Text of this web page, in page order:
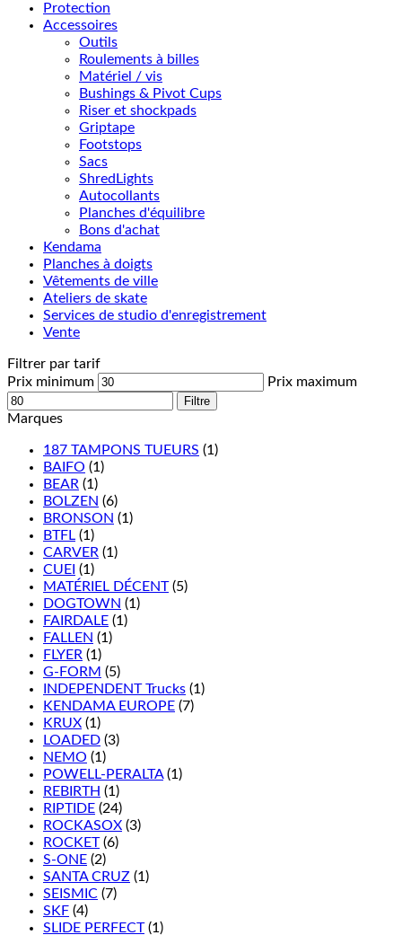
Protection
Accessoires
Outils
Roulements à billes
Matériel / vis
Bushings & Pivot Cups
Riser et shockpads
Griptape
Footstops
Sacs
ShredLights
Autocollants
Planches d'équilibre
Bons d'achat
Kendama
Planches à doigts
Vêtements de ville
Ateliers de skate
Services de studio d'enregistrement
Vente
Filtrer par tarif
Prix minimum
Prix maximum
Filtre
Marques
187 TAMPONS TUEURS (1)
BAIFO (1)
BEAR (1)
BOLZEN (6)
BRONSON (1)
BTFL (1)
CARVER (1)
CUEI (1)
MATÉRIEL DÉCENT (5)
DOGTOWN (1)
FAIRDALE (1)
FALLEN (1)
FLYER (1)
G-FORM (5)
INDEPENDENT Trucks (1)
KENDAMA EUROPE (7)
KRUX (1)
LOADED (3)
NEMO (1)
POWELL-PERALTA (1)
REBIRTH (1)
RIPTIDE (24)
ROCKASOX (3)
ROCKET (6)
S-ONE (2)
SANTA CRUZ (1)
SEISMIC (7)
SKF (4)
SLIDE PERFECT (1)